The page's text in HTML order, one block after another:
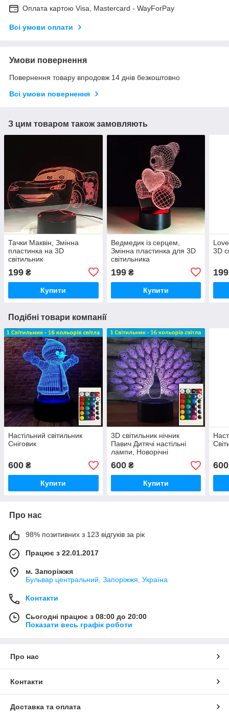
Оплата картою Visa, Mastercard - WayForPay
Всі умови оплати
Умови повернення
Повернення товару впродовж 14 днів безкоштовно
Всі умови повернення
З цим товаром також замовляють
Тачки Маквін, Змінна
пластинка на 3D
світильник
199 ₴
Купити
Ведмедик із серцем,
Змінна пластинка для 3D
світильника
199₴
Купити
3D
199
Подібні товари компанії
Настільний світильник
Сніговик
600 ₴
Купити
3D світильник нічник
Павич Дитячі настільні
лампи, Новорічні
подарунки
600₴
Купити
600
Про нас
98% позитивних з 123 відгуків за рік
Працює з 22.01.2017
м. Запоріжжя
Бульвар центральний, Запоріжжя, Україна
Контакти
Сьогодні працює з 08:00 до 20:00
Показати весь графік роботи
Про нас
Контакти
Доставка та оплата